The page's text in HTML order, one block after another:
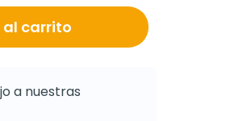
carrito
a nuestras